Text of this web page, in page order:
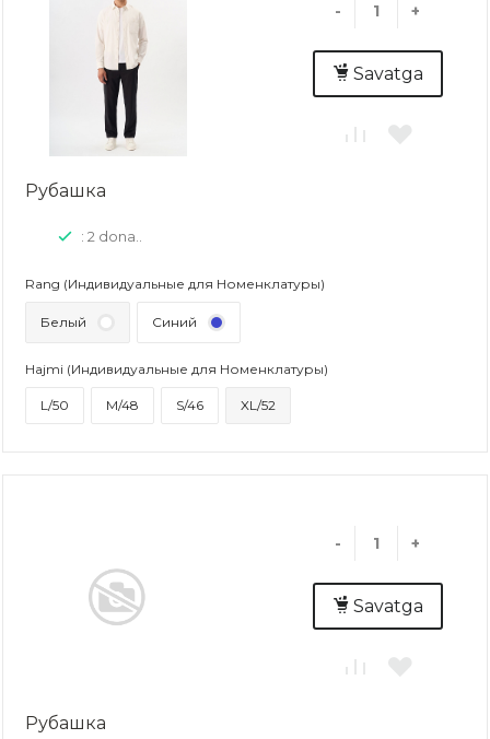
- +
Savatga
Рубашка
: 2 dona..
Rang (Индивидуальные для Номенклатуры)
Белый Синий
Hajmi (Индивидуальные для Номенклатуры)
L/50 M/48 S/46 XL/52
- +
Savatga
Рубашка